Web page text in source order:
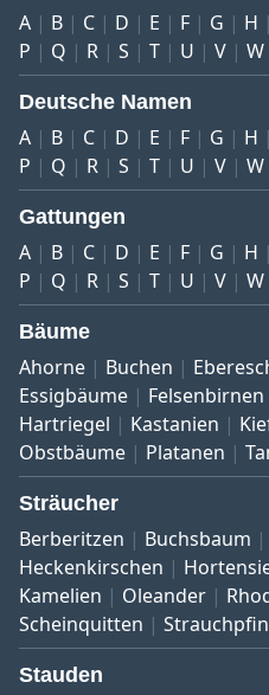
A B C D E F G H
P
Q R S T U V W
Deutsche Namen
A B C D E F G H
P
Q R S T U V W
Gattungen
A B C D E F G H
P
Q R S T U V W
Bäume
Ahorne Buchen
Essigbäume
Felsenbirnen
Hartriegel
Kastanien
Obstbäume
Platanen
Sträucher
Berberitzen Buchsbaum
Heckenkirschen
Kamelien
Oleander
Scheinquitten
Stauden